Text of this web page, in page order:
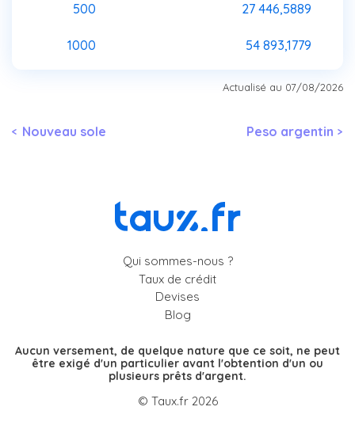
500 27 446,5889
1000 54 893,1779
Actualisé au 07/08/2026
Nouveau sole Peso argentin
Qui sommes-nous ?
Taux de crédit
Devises
Blog
Aucun versement, de quelque nature que ce soit, ne peut
être exigé d'un particulier avant l'obtention d'un ou
plusieurs prêts d'argent.
© Taux.fr 2026